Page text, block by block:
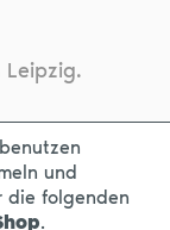
Leipzig.
und
die folgenden
.